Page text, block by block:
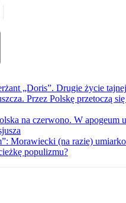
„Doris”. Drugie życie
Przez Polskę przetoczą
na czerwono. W apogeum
Morawiecki (na razie)
populizmu?